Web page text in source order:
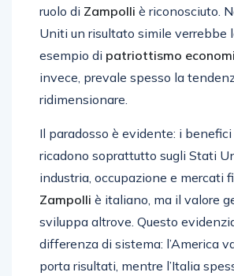
ruolo di Zampolli è riconosciuto.
Uniti un risultato simile verrebbe
esempio di patriottismo
invece, prevale spesso la
ridimensionare.
Il paradosso è evidente: i
ricadono soprattutto sugli Stati
industria, occupazione e mercati
Zampolli è italiano, ma il valore
sviluppa altrove. Questo
differenza di sistema: l’America
porta risultati, mentre l’Italia